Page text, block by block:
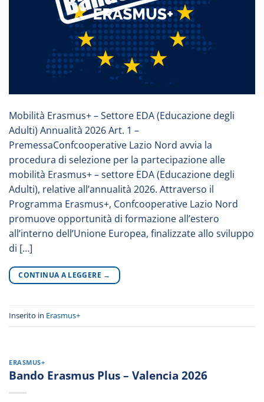
Mobilità Erasmus+ – Settore EDA (Educazione degli
Adulti) Annualità 2026 Art. 1 –
PremessaConfcooperative Lazio Nord avvia la
procedura di selezione per la partecipazione alle
mobilità Erasmus+ – settore EDA (Educazione degli
Adulti), relative all’annualità 2026. Attraverso il
Programma Erasmus+, Confcooperative Lazio Nord
promuove opportunità di formazione all’estero
all’interno dell’Unione Europea, finalizzate allo sviluppo
di […]
CONTINUA A LEGGERE →
Inserito in Erasmus+
ERASMUS+
Bando Erasmus Plus – Valencia 2026